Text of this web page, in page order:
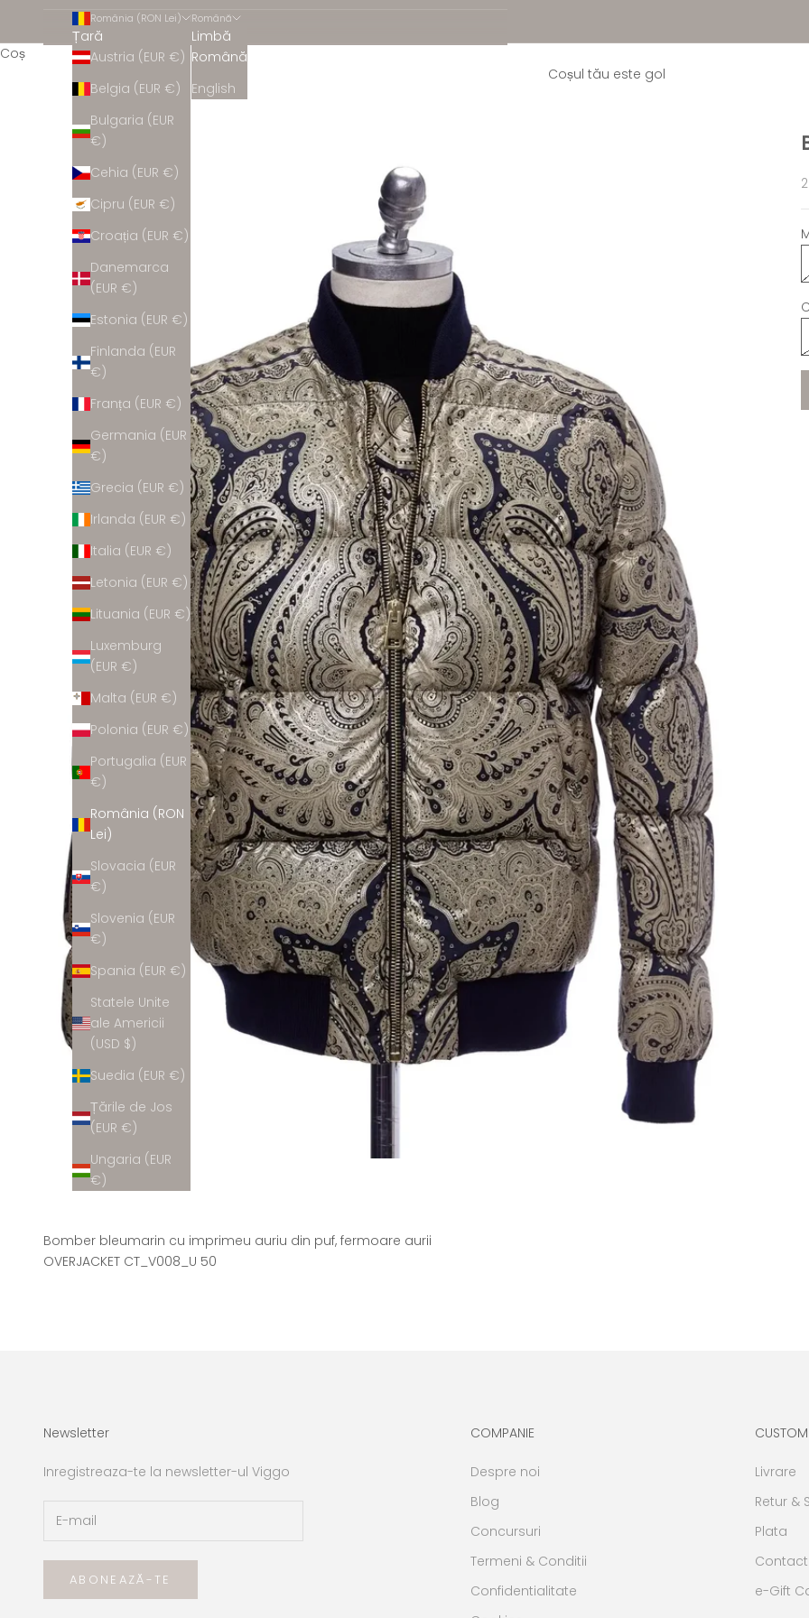
România (RON Lei)
Țară
Austria (EUR €)
Belgia (EUR €)
Bulgaria (EUR
€)
Cehia (EUR €)
Cipru (EUR €)
Croația (EUR €)
Danemarca
(EUR €)
Estonia (EUR €)
Finlanda (EUR
€)
Franța (EUR €)
Germania (EUR
€)
Grecia (EUR €)
Irlanda (EUR €)
Italia (EUR €)
Letonia (EUR €)
Lituania (EUR €)
Luxemburg
(EUR €)
Malta (EUR €)
Polonia (EUR €)
Portugalia (EUR
€)
România (RON
Lei)
Slovacia (EUR
€)
Slovenia (EUR
€)
Spania (EUR €)
Statele Unite
ale Americii
(USD $)
Suedia (EUR €)
Țările de Jos
(EUR €)
Ungaria (EUR
€)
Română
Limbă
Română
English
Coș
Coșul tău este gol
Bomber bleumarin cu imprimeu auriu din puf, fermoare aurii
OVERJACKET CT_V008_U 50
Newsletter
Inregistreaza-te la newsletter-ul Viggo
ABONEAZĂ-TE
COMPANIE
Despre noi
Blog
Concursuri
Termeni & Conditii
Confidentialitate
Livrare
Retur &
Plata
Contact
e-Gift